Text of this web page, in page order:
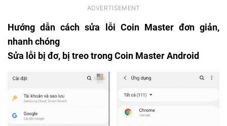
Hướng dẫn cách sửa lỗi Coin Master đơn giản,
nhanh chóng
Sửa lỗi bị đơ, bị treo trong Coin Master Android